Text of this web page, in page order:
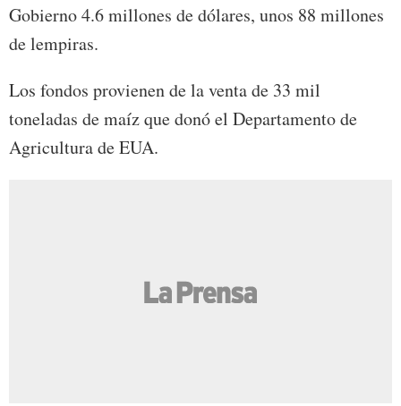
Gobierno 4.6 millones de dólares, unos 88 millones
de lempiras.
Los fondos provienen de la venta de 33 mil
toneladas de maíz que donó el Departamento de
Agricultura de EUA.